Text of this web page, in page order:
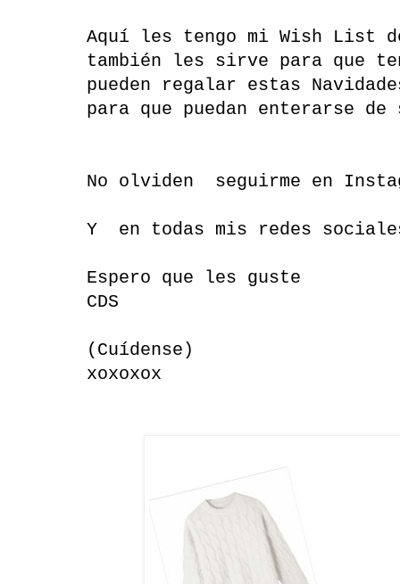
Aquí les tengo mi Wish List
también les sirve para que
pueden regalar estas
para que puedan enterarse
No olviden seguirme en
Y en todas mis redes
Espero que les guste
CDS
(Cuídense)
xoxoxox